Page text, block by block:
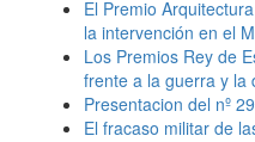
El Premio
la intervención en el
Los Premios Rey de
frente a la guerra y la
Presentacion del nº
El fracaso militar de